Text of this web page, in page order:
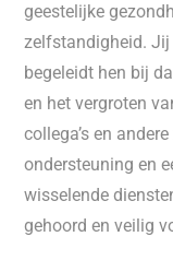
geestelijke
zelfstandigheid. Jij
begeleidt hen bij
en het vergroten
collega’s en
ondersteuning en
wisselende
gehoord en veilig